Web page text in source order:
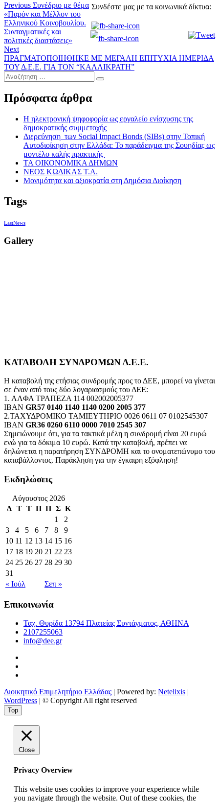
Συνδέστε μας με τα κοινωνικά δίκτυα:
Πλοήγηση
άρθρων
Previous Previous
post:
Συνέδριο με θέμα
«Παρόν και Μέλλον του
Ελληνικού Κοινοβουλίου.
Συνταγματικές και
πολιτικές διαστάσεις»
NextNext
post:
ΠΡΑΓΜΑΤΟΠΟΙΗΘΗΚΕ ΜΕ ΜΕΓΑΛΗ ΕΠΙΤΥΧΙΑ ΗΜΕΡΙΔΑ
ΤΟΥ Δ.Ε.Ε. ΓΙΑ ΤΟΝ “ΚΑΛΛΙΚΡΑΤΗ”
Αναζήτηση
…
Πρόσφατα άρθρα
Η ηλεκτρονική ψηφοφορία ως εργαλείο ενίσχυσης της
δημοκρατικής συμμετοχής
Διερεύνηση των Social Impact Bonds (SIBs) στην Τοπική
Αυτοδιοίκηση στην Ελλάδα: Το παράδειγμα της Σουηδίας ως
μοντέλο καλής πρακτικής
ΤΑ ΟΙΚΟΝΟΜΙΚΑ ΔΗΜΩΝ
ΝΕΟΣ ΚΩΔΙΚΑΣ Τ.Α.
Μονιμότητα και αξιοκρατία στη Δημόσια Διοίκηση
Tags
LastNews
Gallery
ΚΑΤΑΒΟΛΗ ΣΥΝΔΡΟΜΩΝ Δ.Ε.Ε.
Η καταβολή της ετήσιας συνδρομής προς το ΔΕΕ, μπορεί να γίνεται
σε έναν από τους δύο λογαριασμούς του ΔΕΕ:
1. ΑΛΦΑ ΤΡΑΠΕΖΑ 114 002002005377
IBAN GR57 0140 1140 1140 0200 2005 377
2.ΤΑΧΥΔΡΟΜΙΚΟ ΤΑΜΙΕΥΤΗΡΙΟ 0026 0611 07 0102545307
IBAN GR36 0260 6110 0000 7010 2545 307
Σημειώνουμε ότι, για τα τακτικά μέλη η συνδρομή είναι 20 ευρώ
ενώ για τα δόκιμα 10 ευρώ. Κατά την καταβολή, πρέπει να
δηλώνεται η παρατήρηση ΣΥΝΔΡΟΜΗ και το ονοματεπώνυμο του
καταβάλλοντος. Παράκληση για την έγκαιρη εξόφληση!
Εκδηλώσεις
Αύγουστος 2026
Δ Τ Τ Π Π Σ Κ
1
2
3
4 5 6 7 8
9
10 11 12 13 14 15 16
17 18 19 20 21 22 23
24 25 26 27 28 29 30
31
« Ιούλ
Σεπ »
Επικοινωνία
Ταχ. Θυρίδα 13794 Πλατείας Συντάγματος, ΑΘΗΝΑ
2107255063
info@dee.gr
Διοικητικό Επιμελητήριο Ελλάδας | Powered by: Netelixis |
WordPress | © Copyright All right reserved
Top
Close
Privacy Overview
This website uses cookies to improve your experience while
you navigate through the website. Out of these cookies, the